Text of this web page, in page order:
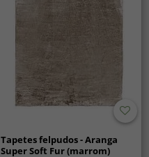
Tapetes felpudos - Aranga
Super Soft Fur (marrom)